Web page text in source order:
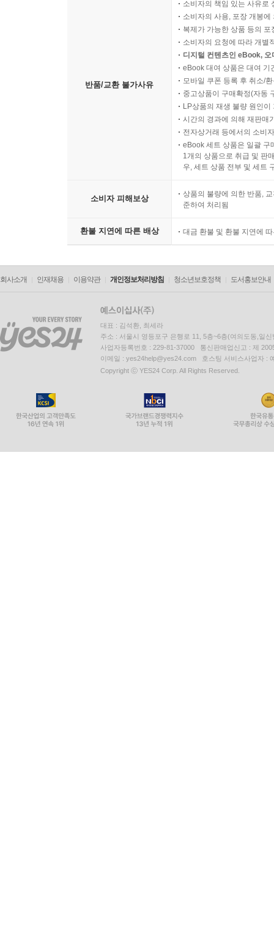
반품/교환 불가사유
소비자의 책임 있는 사유로
소비자의 사용, 포장 개봉
복제가 가능한 상품 등의
소비자의 요청에 따라 개별
디지털 컨텐츠인 eBook,
eBook 대여 상품은 대여 기
모바일 쿠폰 등록 후 취소/
중고상품이 구매확정(자동
LP상품의 재생 불량 원인
시간의 경과에 의해 재판매
전자상거래 등에서의 소비
eBook 세트 상품은 일괄 구
1개의 상품으로 취급 및 판
우, 세트 상품 전부 및 세트
소비자 피해보상
상품의 불량에 의한 반품,
준하여 처리됨
환불 지연에 따른 배상 대금 환불 및 환불 지연에
회사소개 인재채용 이용약관 개인정보처리방침 청소년보호정책 도서홍보안내
대표 : 김석환, 최세라
주소 : 서울시 영등포구 은행로 11, 5층~6층(여의도동,일신
사업자등록번호 : 229-81-37000 통신판매업신고 : 제
이메일 : yes24help@yes24.com 호스팅 서비스사업자 :
Copyright ⓒ YES24 Corp. All Rights Reserved.